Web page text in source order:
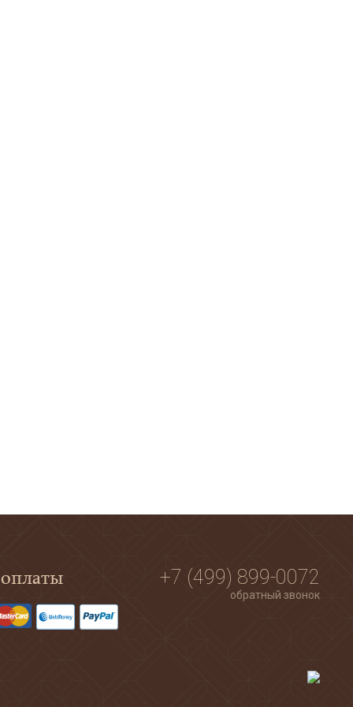
+7 (499) 899-0072
обратный звонок